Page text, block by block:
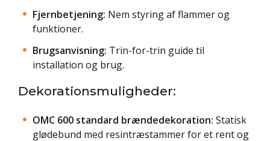
Fjernbetjening: Nem styring af flammer og
funktioner.
Brugsanvisning: Trin-for-trin guide til
installation og brug.
Dekorationsmuligheder:
OMC 600 standard brændedekoration: Statisk
glødebund med resintræstammer for et rent og